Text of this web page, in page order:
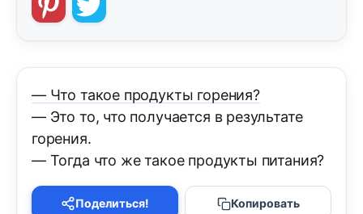
— Что такое продукты горения?
— Это то, что получается в результате
горения.
— Тогда что же такое продукты питания?
Поделиться! Копировать